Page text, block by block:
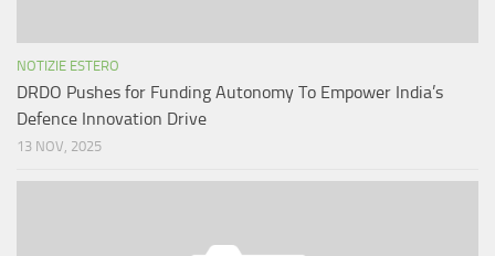
NOTIZIE ESTERO
DRDO Pushes for Funding Autonomy To Empower India’s
Defence Innovation Drive
13 NOV, 2025